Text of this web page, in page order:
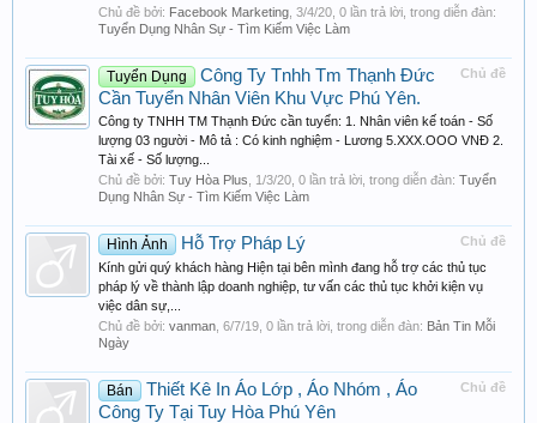
Chủ đề bởi: Facebook Marketing 3/4/20 , 0 lần trả lời, trong diễn đàn:
Tuyển Dụng Nhân Sự - Tìm Kiếm Việc Làm
Chủ đề
Tuyển Dụng
Công Ty Tnhh Tm Thạnh Đức
Cần Tuyển Nhân Viên Khu Vực Phú Yên.
Công ty TNHH TM Thạnh Đức cần tuyển: 1. Nhân viên kế toán - Số
lượng 03 người - Mô tả : Có kinh nghiệm - Lương 5.XXX.OOO VNĐ 2.
Tài xế - Số lượng...
Chủ đề bởi: Tuy Hòa Plus 1/3/20 , 0 lần trả lời, trong diễn đàn: Tuyển
Dụng Nhân Sự - Tìm Kiếm Việc Làm
Chủ đề
Hình Ảnh Hỗ Trợ Pháp Lý
Kính gửi quý khách hàng Hiện tại bên mình đang hỗ trợ các thủ tục
pháp lý về thành lập doanh nghiệp, tư vấn các thủ tục khởi kiện vụ
việc dân sự,...
Chủ đề bởi: vanman 6/7/19 , 0 lần trả lời, trong diễn đàn: Bản Tin Mỗi
Ngày
Chủ đề
Bán
Thiết Kê In Áo Lớp , Áo Nhóm , Áo
Công Ty Tại Tuy Hòa Phú Yên